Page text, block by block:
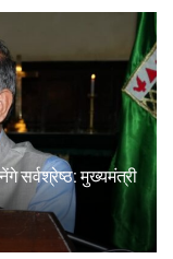
सर्वश्रेष्ठ: मुख्यमंत्री